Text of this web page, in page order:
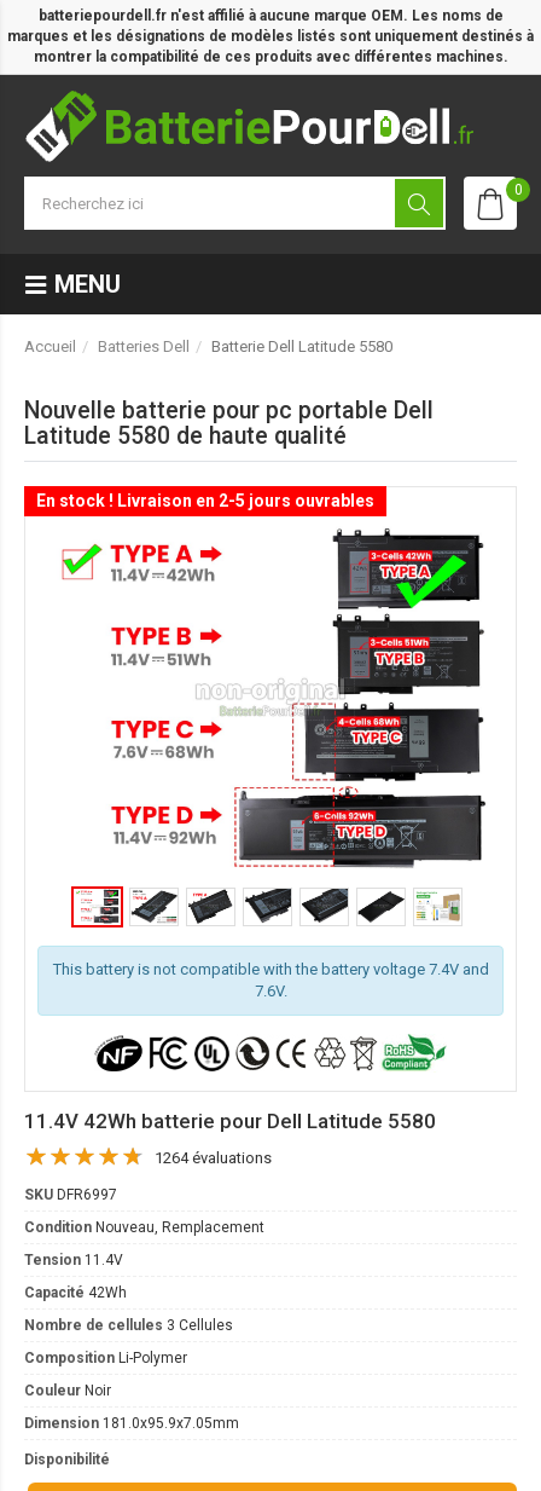
batteriepourdell.fr n'est affilié à aucune marque OEM. Les noms de
marques et les désignations de modèles listés sont uniquement destinés à
montrer la compatibilité de ces produits avec différentes machines.
0
MENU
Accueil Batteries Dell Batterie Dell Latitude 5580
Nouvelle batterie pour pc portable Dell
Latitude 5580 de haute qualité
This battery is not compatible with the battery voltage 7.4V and
7.6V.
En stock ! Livraison en 2-5 jours ouvrables
11.4V 42Wh batterie pour Dell Latitude 5580
1264 évaluations
SKU DFR6997
Condition Nouveau, Remplacement
Tension 11.4V
Capacité 42Wh
Nombre de cellules 3 Cellules
Composition Li-Polymer
Couleur Noir
Dimension 181.0x95.9x7.05mm
Disponibilité